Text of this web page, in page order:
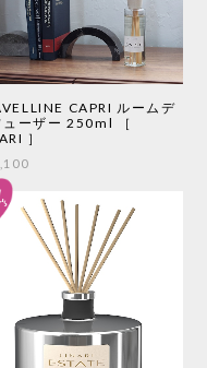
CAPRI ルームデ
ューザー 250ml ［
］